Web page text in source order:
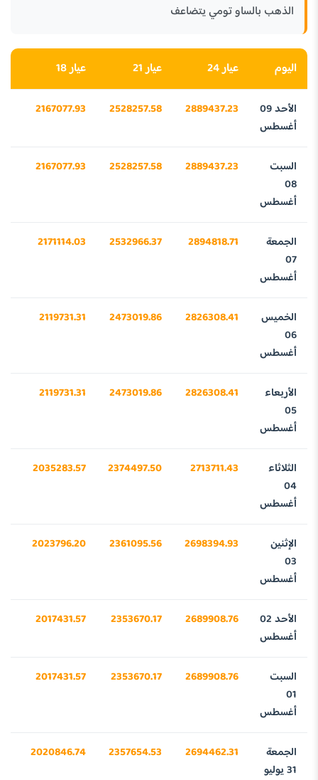
الذهب بالساو تومي يتضاعف
اليوم عيار 24 عيار 21 عيار 18
الأحد 09
أغسطس
2889437.23
2528257.58
2167077.93
السبت
08
أغسطس
2889437.23
2528257.58
2167077.93
الجمعة
07
أغسطس
2894818.71
2532966.37
2171114.03
الخميس
06
أغسطس
2826308.41
2473019.86
2119731.31
الأربعاء
05
أغسطس
2826308.41
2473019.86
2119731.31
الثلاثاء
04
أغسطس
2713711.43
2374497.50
2035283.57
الإثنين
03
أغسطس
2698394.93
2361095.56
2023796.20
الأحد 02
أغسطس
2689908.76
2353670.17
2017431.57
السبت
01
أغسطس
2689908.76
2353670.17
2017431.57
الجمعة
31 يوليو
2694462.31
2357654.53
2020846.74